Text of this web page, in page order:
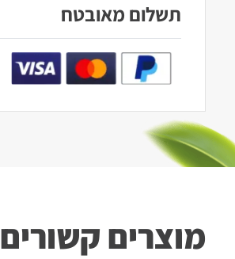
תשלום מאובטח
מוצרים קשורים